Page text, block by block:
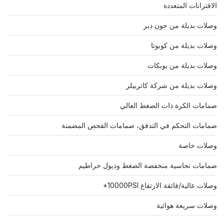
الاقترانات المتعددة
وصلات بديلة من جون دير
وصلات بديلة من كوبوتا
وصلات بديلة من بوبكات
وصلات بديلة من شركة كاتربيلر
صمامات الكرة ذات الضغط العالي
صمامات التحكم في التدفق، صمامات الفحص المضمنة
وصلات خاصة
صمامات نحاسية منخفضة الضغط وذيول خراطيم
وصلات عالية/فائقة الارتفاع 10000PSI+
وصلات سريعة هوائية